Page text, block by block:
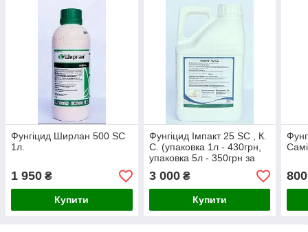
Фунгіцид Ширлан 500 SC
1л.
1 950 ₴
Купити
Фунгіцид Імпакт 25 SC , К.
С. (упаковка 1л - 430грн,
упаковка 5л - 350грн за
1л)
3 000₴
Купити
800